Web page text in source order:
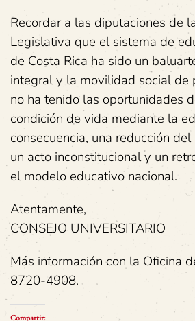
Recordar a las diputaciones de
Legislativa que el sistema de
de Costa Rica ha sido un
integral y la movilidad social de
no ha tenido las oportunidades
condición de vida mediante la
consecuencia, una reducción
un acto inconstitucional y un
el modelo educativo nacional.
Atentamente,
CONSEJO UNIVERSITARIO
Más información con la Oficina
8720-4908.
Compartir: